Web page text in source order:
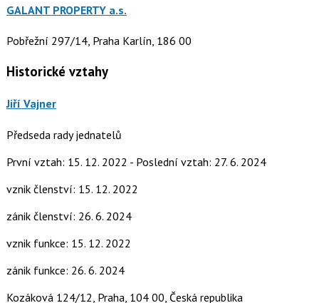
GALANT PROPERTY a.s.
Pobřežní 297/14, Praha Karlín, 186 00
Historické vztahy
Jiří Vajner
Předseda rady jednatelů
První vztah: 15. 12. 2022 - Poslední vztah: 27. 6. 2024
vznik členství: 15. 12. 2022
zánik členství: 26. 6. 2024
vznik funkce: 15. 12. 2022
zánik funkce: 26. 6. 2024
Kozáková 124/12, Praha, 104 00, Česká republika